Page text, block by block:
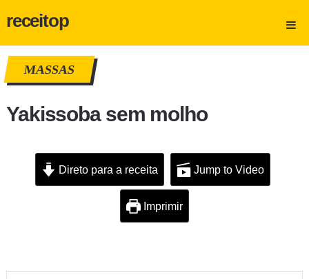
receitop
MASSAS
Yakissoba sem molho
Direto para a receita Jump to Video
Imprimir